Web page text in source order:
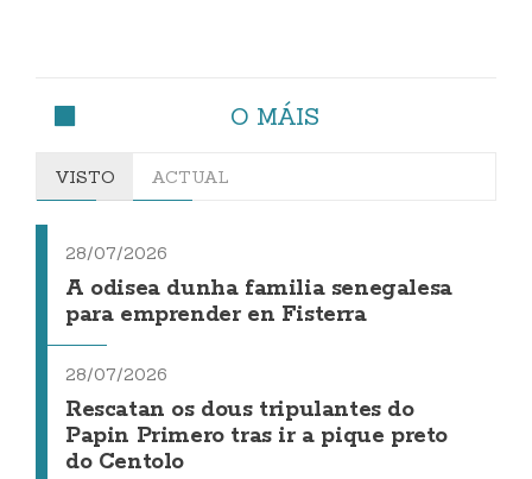
O MÁIS
VISTO ACTUAL
28/07/2026
A odisea dunha familia senegalesa
para emprender en Fisterra
28/07/2026
Rescatan os dous tripulantes do
Papin Primero tras ir a pique preto
do Centolo